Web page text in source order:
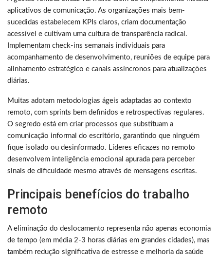
aplicativos de comunicação. As organizações mais bem-
sucedidas estabelecem KPIs claros, criam documentação
acessível e cultivam uma cultura de transparência radical.
Implementam check-ins semanais individuais para
acompanhamento de desenvolvimento, reuniões de equipe para
alinhamento estratégico e canais assíncronos para atualizações
diárias.
Muitas adotam metodologias ágeis adaptadas ao contexto
remoto, com sprints bem definidos e retrospectivas regulares.
O segredo está em criar processos que substituam a
comunicação informal do escritório, garantindo que ninguém
fique isolado ou desinformado. Líderes eficazes no remoto
desenvolvem inteligência emocional apurada para perceber
sinais de dificuldade mesmo através de mensagens escritas.
Principais benefícios do trabalho
remoto
A eliminação do deslocamento representa não apenas economia
de tempo (em média 2-3 horas diárias em grandes cidades), mas
também redução significativa de estresse e melhoria da saúde